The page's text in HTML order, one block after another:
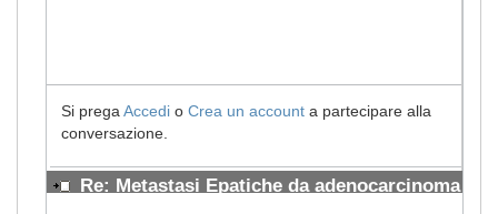
Si prega Accedi o Crea un account a partecipare alla
conversazione.
Re: Metastasi Epatiche da adenocarcinoma